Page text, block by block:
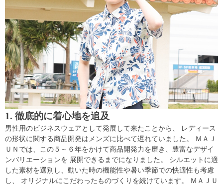
1. 徹底的に着心地を追及
男性用のビジネスウェアとして発展して来たことから、 レディース
の形状に関する商品開発はメンズに比べて遅れていました。 ＭＡＪ
ＵＮでは、この５～６年をかけて商品開発力を磨き、豊富なデザイ
ンバリエーションを 展開できるまでになりました。 シルエットに適
した素材を選別し、動いた時の機能性や暑い季節での快適性も考慮
し、 オリジナルにこだわったものづくりを続けています。 ＭＡＪＵ